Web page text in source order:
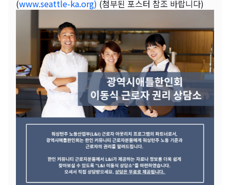
(www.seattle-ka.org) (첨부된 포스터 참조 바랍니다)